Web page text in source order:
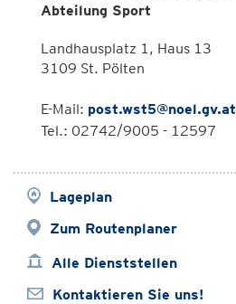
Abteilung Sport
Landhausplatz 1, Haus 13
3109 St. Pölten
E-Mail: post.wst5@noel.gv.at
Tel.: 02742/9005 - 12597
Lageplan
Zum Routenplaner
Alle Dienststellen
Kontaktieren Sie uns!